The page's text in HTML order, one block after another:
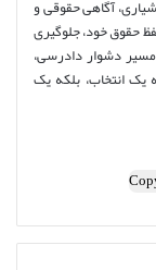
آگاهی حقوقی و
حقوق خود، جلوگیری
دشوار دادرسی،
انتخاب، بلکه یک